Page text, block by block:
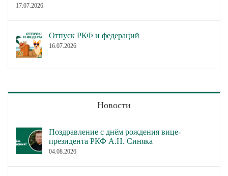
17.07.2026
Отпуск РКФ и федераций
16.07.2026
Новости
Поздравление с днём рождения вице-
президента РКФ А.Н. Синяка
04.08.2026